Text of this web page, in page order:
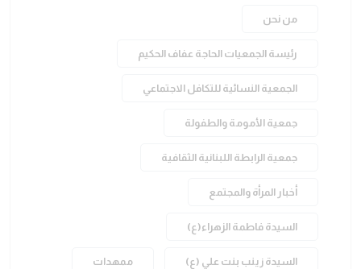
من نحن
رئيسة الجمعيات الحاجة عفاف الحكيم
الجمعية النسائية للتكافل الاجتماعي
جمعية الأمومة والطفولة
جمعية الرابطة اللبنانية الثقافية
أخبار المرأة والمجتمع
السيدة فاطمة الزهراء(ع)
السيدة زينب بنت علي (ع) ممهدات